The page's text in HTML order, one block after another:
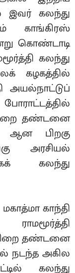
இவர் கலந்து
காங்கிரஸ்
கொண்டாடி
கலந்து
கழகத்தில்
அயல்நாட்டுப்
தண்டனை
ஆன பிறகு
அரசியல்
கலந்து
காந்தி
தண்டனை
நடந்த அகில
கலந்து